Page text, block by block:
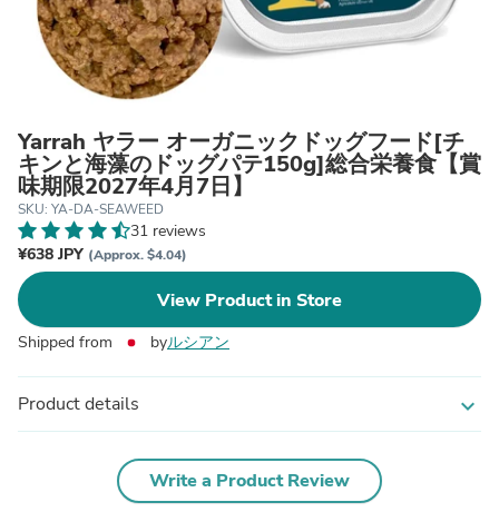
Yarrah ヤラー オーガニックドッグフード[チ
キンと海藻のドッグパテ150g]総合栄養食【賞
味期限2027年4月7日】
SKU: YA-DA-SEAWEED
31 reviews
¥638 JPY (Approx. $4.04)
View Product in Store
Shipped from byルシアン
Product details expand_more
Write a Product Review